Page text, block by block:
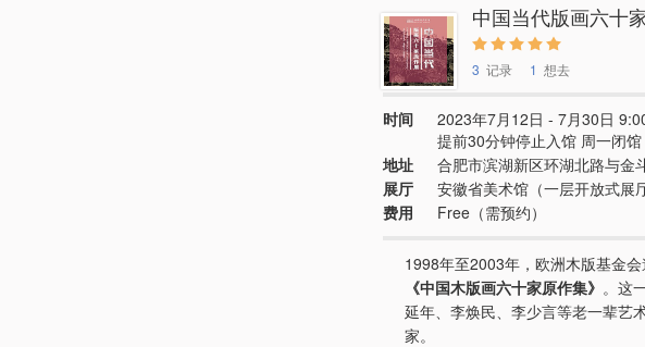
中国当代版画六十
3 记录 1 想去
时间
2023年7月12日 - 7月30日
提前30分钟停止入馆 周一闭馆
地址
合肥市滨湖新区环湖北路与金
展厅
安徽省美术馆（一层开放式展厅
费用
Free（需预约）
1998年至2003年，欧洲木版基金
《中国木版画六十家原作集》 。这
延年、李焕民、李少言等老一辈艺
家。